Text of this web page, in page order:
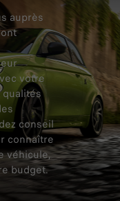
auprès
votre
conseil
connaître
véhicule,
budget.